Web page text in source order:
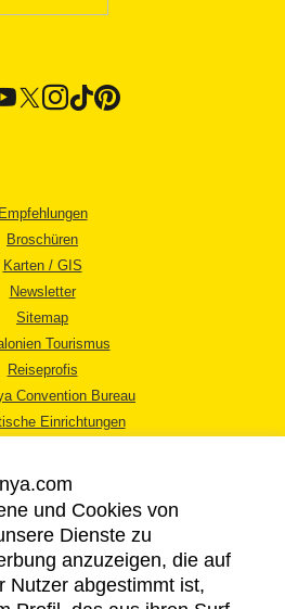
Empfehlungen
Broschüren
Karten / GIS
Newsletter
Sitemap
Tourismus
Reiseprofis
Convention Bureau
Einrichtungen
HINWEIS
und Cookies von
Dienste zu
anzuzeigen, die auf
Nutzer abgestimmt ist,